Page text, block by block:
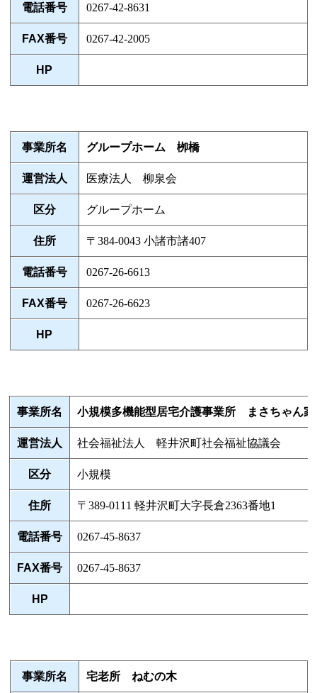
電話番号 0267-42-8631
FAX番号 0267-42-2005
HP
事業所名 グループホーム 栁橋
運営法人 医療法人 柳泉会
区分 グループホーム
住所 〒384-0043 小諸市諸407
電話番号 0267-26-6613
FAX番号 0267-26-6623
HP
事業所名 小規模多機能型居宅介護事業所 まさちゃん家
運営法人 社会福祉法人 軽井沢町社会福祉協議会
区分 小規模
住所 〒389-0111 軽井沢町大字長倉2363番地1
電話番号 0267-45-8637
FAX番号 0267-45-8637
HP
事業所名 宅老所 ねむの木